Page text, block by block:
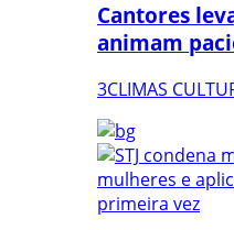
Cantores
animam
3CLIMAS